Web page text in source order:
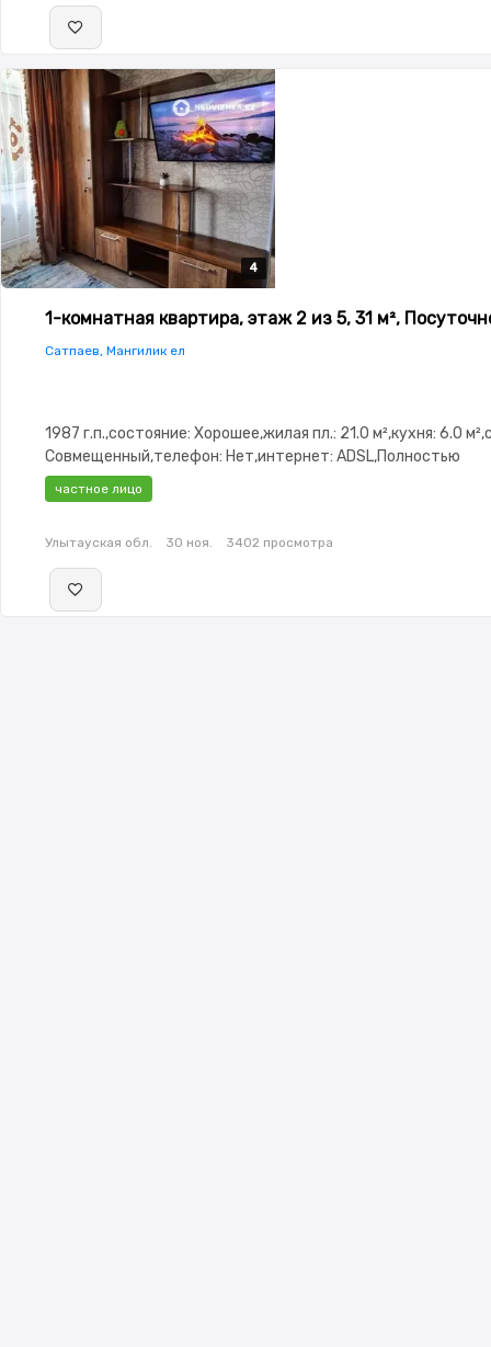
4
4
4
4
1-комнатная квартира, этаж 2 из 5, 31 м²,
Сатпаев, Мангилик ел
1987 г.п.,состояние: Хорошее,жилая пл.: 21.0 м²,кухня: 6.0
Совмещенный,телефон: Нет,интернет: ADSL,Полностью
меблирована,Полностью
частное лицо
Улытауская обл. 30 ноя. 3402 просмотра